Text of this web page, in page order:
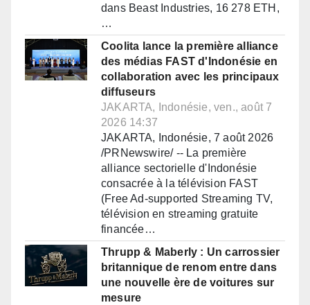
dans Beast Industries, 16 278 ETH,
…
Coolita lance la première alliance
des médias FAST d'Indonésie en
collaboration avec les principaux
diffuseurs
JAKARTA, Indonésie, ven., août 7
2026 14:37
JAKARTA, Indonésie, 7 août 2026
/PRNewswire/ -- La première
alliance sectorielle d'Indonésie
consacrée à la télévision FAST
(Free Ad-supported Streaming TV,
télévision en streaming gratuite
financée…
Thrupp & Maberly : Un carrossier
britannique de renom entre dans
une nouvelle ère de voitures sur
mesure